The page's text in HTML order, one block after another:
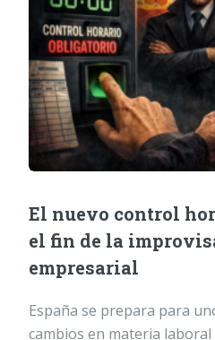
El nuevo control
el fin de la
empresarial
España se prepara para
cambios en materia